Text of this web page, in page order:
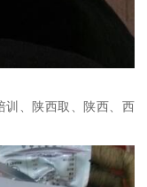
训、陕西取、陕西、西